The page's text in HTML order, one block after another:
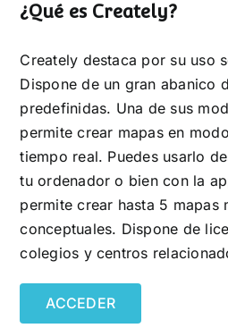
¿Qué es Creately?
Creately destaca por su uso
Dispone de un gran abanico
predefinidas. Una de sus
permite crear mapas en
tiempo real. Puedes usarlo
tu ordenador o bien con la
permite crear hasta 5 mapas
conceptuales. Dispone de
colegios y centros
ACCEDER